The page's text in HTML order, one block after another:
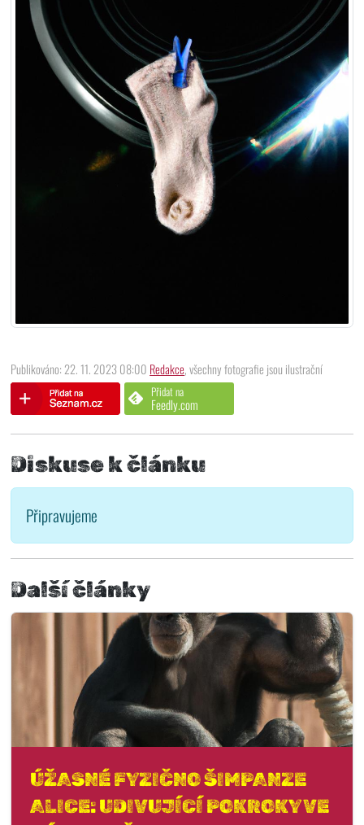
Publikováno: 22. 11. 2023 08:00 Redakce, všechny fotografie jsou ilustrační
Přidat na
Feedly.com
Diskuse k článku
Připravujeme
Další články
ÚŽASNÉ FYZIČNO ŠIMPANZE
ALICE: UDIVUJÍCÍ POKROKY VE